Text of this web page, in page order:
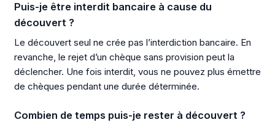
Puis-je être interdit bancaire à cause du
découvert ?
Le découvert seul ne crée pas l’interdiction bancaire. En
revanche, le rejet d’un chèque sans provision peut la
déclencher. Une fois interdit, vous ne pouvez plus émettre
de chèques pendant une durée déterminée.
Combien de temps puis-je rester à découvert ?